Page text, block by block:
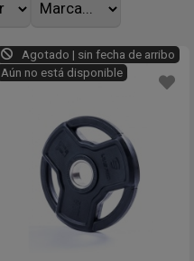
Agotado | sin fecha de arribo
Aún no está disponible